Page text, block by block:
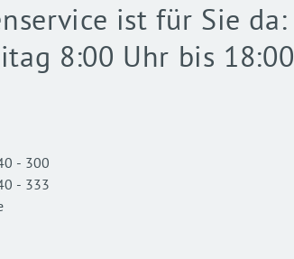
ist für Sie da:
8:00 Uhr bis 18:00
- 300
- 333